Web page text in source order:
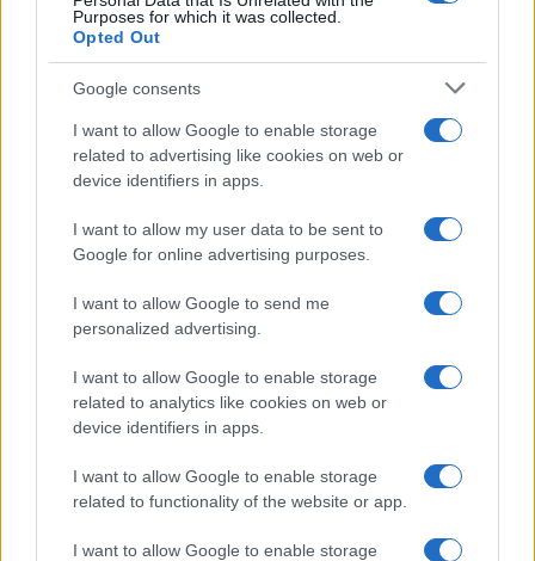
Purposes for which it was collected.
Opted Out
Google consents
I want to allow Google to enable storage
related to advertising like cookies on web or
device identifiers in apps.
I want to allow my user data to be sent to
Google for online advertising purposes.
I want to allow Google to send me
personalized advertising.
I want to allow Google to enable storage
related to analytics like cookies on web or
device identifiers in apps.
I want to allow Google to enable storage
related to functionality of the website or app.
I want to allow Google to enable storage
Εύκολες ιδέες για αρχάριους: εκλεκτικό στιλ με γήινες
αποχρώσεις στη διακόσμηση